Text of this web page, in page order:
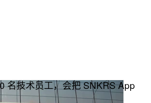
名技术员工，会把 SNKRS App